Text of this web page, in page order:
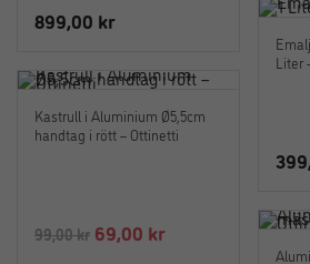
899,00 kr
Liter
Kastrull i Aluminium Ø5,5cm
handtag i rött – Ottinetti
99,00kr Det
69,00 krDet